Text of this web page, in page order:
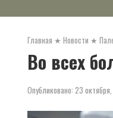
Главная ★ Новости ★
Во всех
Опубликовано: 23